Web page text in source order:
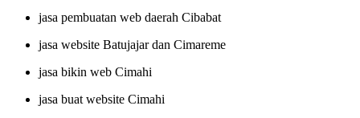
jasa pembuatan web daerah Cibabat
jasa website Batujajar dan Cimareme
jasa bikin web Cimahi
jasa buat website Cimahi